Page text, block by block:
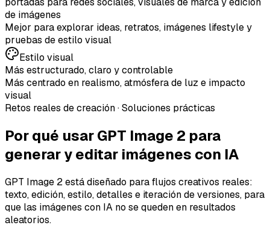
de imágenes
Mejor para explorar ideas, retratos, imágenes lifestyle y
pruebas de estilo visual
Estilo visual
Más estructurado, claro y controlable
Más centrado en realismo, atmósfera de luz e impacto
visual
Retos reales de creación · Soluciones prácticas
Por qué usarGPT Image 2 para
generar y editar imágenes con IA
GPT Image 2 está diseñado para flujos creativos reales:
texto, edición, estilo, detalles e iteración de versiones, para
que las imágenes con IA no se queden en resultados
aleatorios.